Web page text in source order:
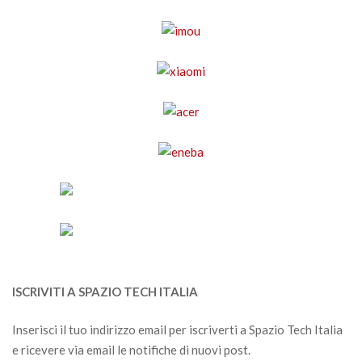
ISCRIVITI A SPAZIO TECH ITALIA
Inserisci il tuo indirizzo email per iscriverti a Spazio Tech Italia
e ricevere via email le notifiche di nuovi post.